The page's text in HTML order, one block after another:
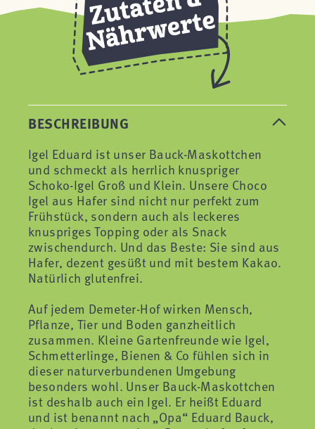
BESCHREIBUNG
Igel Eduard ist unser Bauck-Maskottchen
und schmeckt als herrlich knuspriger
Schoko-Igel Groß und Klein. Unsere Choco
Igel aus Hafer sind nicht nur perfekt zum
Frühstück, sondern auch als leckeres
knuspriges Topping oder als Snack
zwischendurch. Und das Beste: Sie sind aus
Hafer, dezent gesüßt und mit bestem Kakao.
Natürlich glutenfrei.
Auf jedem Demeter-Hof wirken Mensch,
Pflanze, Tier und Boden ganzheitlich
zusammen. Kleine Gartenfreunde wie Igel,
Schmetterlinge, Bienen & Co fühlen sich in
dieser naturverbundenen Umgebung
besonders wohl. Unser Bauck-Maskottchen
ist deshalb auch ein Igel. Er heißt Eduard
und ist benannt nach „Opa“ Eduard Bauck,